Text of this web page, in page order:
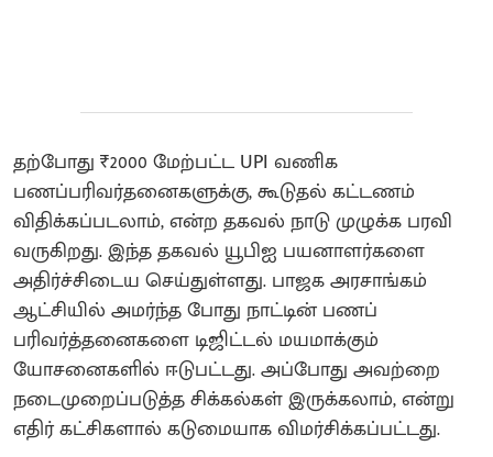
தற்போது ₹2000 மேற்பட்ட UPI வணிக
பணப்பரிவர்தனைகளுக்கு, கூடுதல் கட்டணம்
விதிக்கப்படலாம், என்ற தகவல் நாடு முழுக்க பரவி
வருகிறது. இந்த தகவல் யூபிஐ பயனாளர்களை
அதிர்ச்சிடைய செய்துள்ளது. பாஜக அரசாங்கம்
ஆட்சியில் அமர்ந்த போது நாட்டின் பணப்
பரிவர்த்தனைகளை டிஜிட்டல் மயமாக்கும்
யோசனைகளில் ஈடுபட்டது. அப்போது அவற்றை
நடைமுறைப்படுத்த சிக்கல்கள் இருக்கலாம், என்று
எதிர் கட்சிகளால் கடுமையாக விமர்சிக்கப்பட்டது.